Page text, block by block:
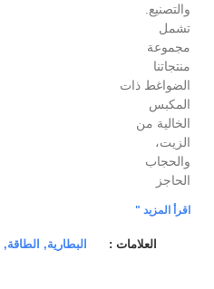
والتصنيع.
تشمل
مجموعة
منتجاتنا
الضواغط ذات
المكبس
الخالية من
الزيت،
والحجاب
الحاجز
اقرأ المزيد "
العلامات : البطارية, الطاقة,